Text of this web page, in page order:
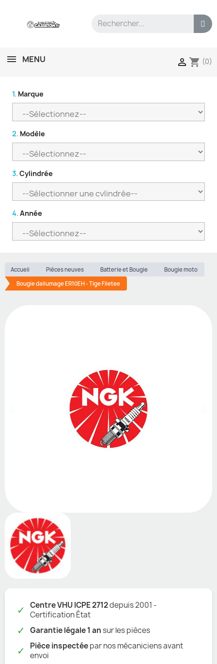
MENU  shopping_cart (0)
1. Marque
2. Modèle
3. Cylindrée
4. Année
Accueil Pièces neuves Batterie et Bougie
Bougie moto
Bougie dallumage ER10EH - Tige Filetee
✓ Centre VHU ICPE 2712depuis 2001 -
Certification État
✓ Garantie légale 1 ansur les pièces
✓ Pièce inspectéepar nos mécaniciens avant
envoi